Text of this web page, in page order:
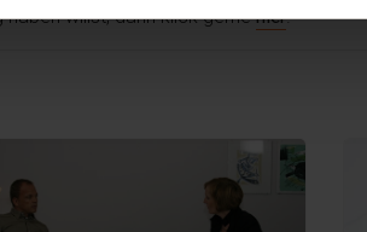
haben willst, dann klick gernehier.